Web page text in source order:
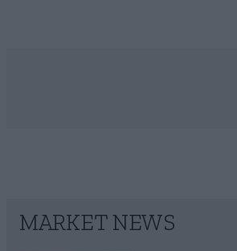
MARKET NEWS